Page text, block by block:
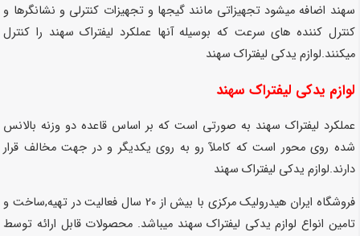
سهند اضافه میشود تجهیزاتی مانند گیجها و تجهیزات کنترلی و نشانگرها و
کنترل کننده های سرعت که بوسیله آنها عملکرد لیفتراک سهند را کنترل
میکنند.لوازم یدکی لیفتراک سهند
لوازم یدکی لیفتراک سهند
عملکرد لیفتراک سهند به صورتی است که بر اساس قاعده دو وزنه بالانس
شده روی محور است که کاملآ رو به روی یکدیگر و در جهت مخالف قرار
دارند.لوازم یدکی لیفتراک سهند
فروشگاه ایران هیدرولیک مرکزی با بیش از 20 سال فعالیت در تهیه,ساخت و
تامین انواع لوازم یدکی لیفتراک سهندمیباشد. محصولات قابل ارائه توسط